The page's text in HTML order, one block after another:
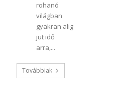
rohanó
világban
gyakran alig
jut idő
arra,...
Továbbiak